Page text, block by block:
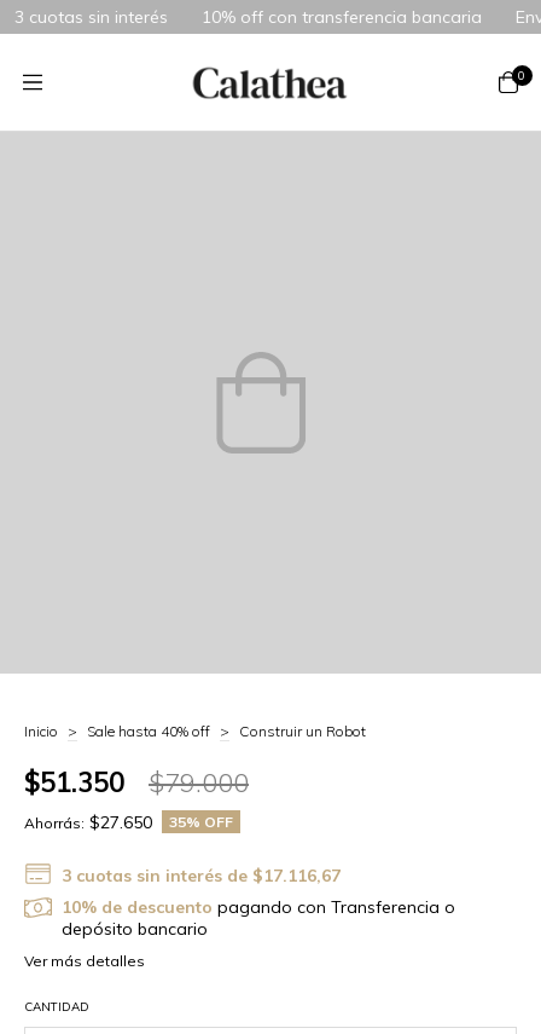
cuotas sin interés 10% off con transferencia bancaria
0
Inicio > Sale hasta 40% off > Construir un Robot
$51.350 $79.000
Ahorrás: $27.650 35% OFF
3 cuotas sin interés de $17.116,67
10% de descuento pagando con Transferencia o
depósito bancario
Ver más detalles
CANTIDAD